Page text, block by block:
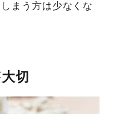
まう方は少なくな
切